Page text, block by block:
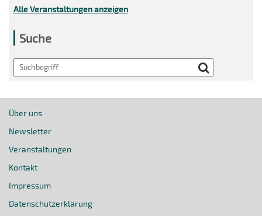
Alle Veranstaltungen anzeigen
Suche
Search
Über uns
Newsletter
Veranstaltungen
Kontakt
Impressum
Datenschutzerklärung